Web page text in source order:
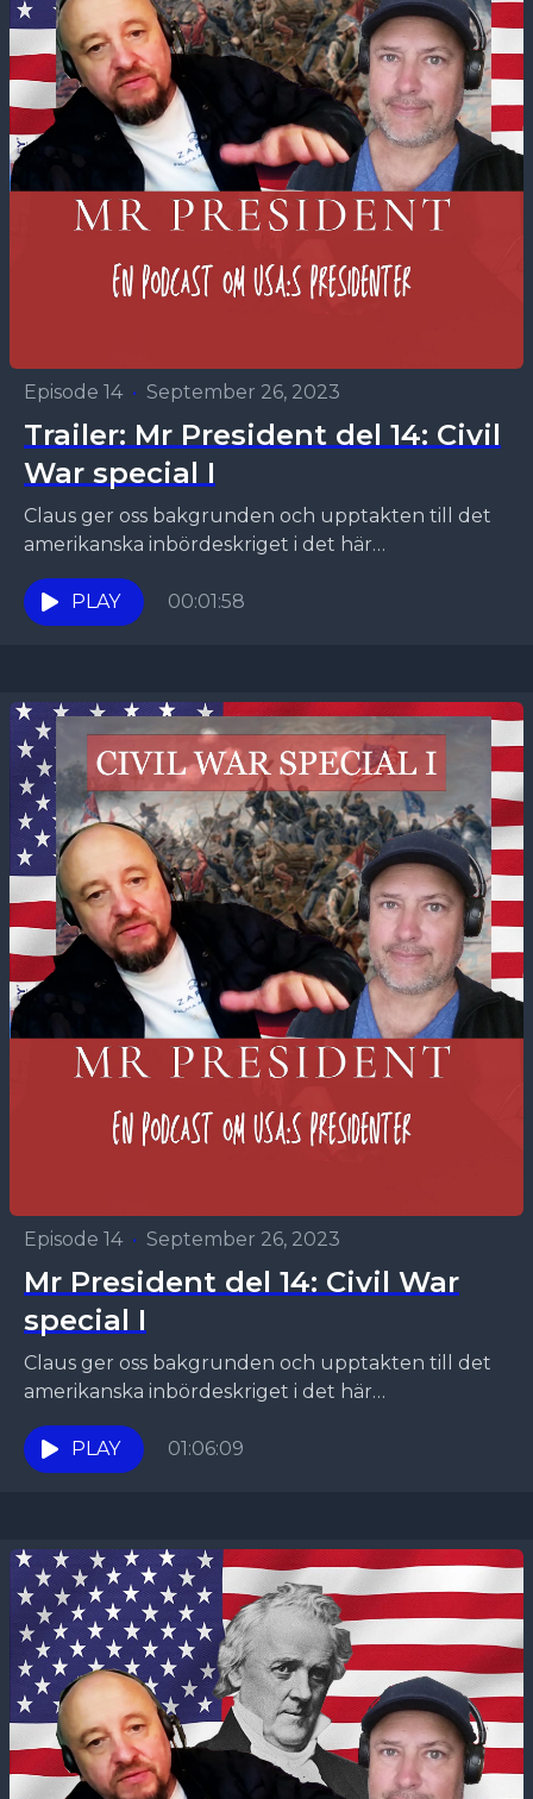
Episode 14 • September 26, 2023
Trailer: Mr President del 14: Civil
War special I
Claus ger oss bakgrunden och upptakten till det
amerikanska inbördeskriget i det här
specialavsnittet av podcastserien MrPresident.
Bland anekdoter och fakta om USA:s alla...
PLAY 00:01:58
Episode 14 • September 26, 2023
Mr President del 14: Civil War
special I
Claus ger oss bakgrunden och upptakten till det
amerikanska inbördeskriget i det här
specialavsnittet av podcastserien MrPresident.
Bland anekdoter och fakta om USA:s alla...
PLAY 01:06:09